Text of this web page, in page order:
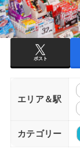
ポスト
エリア＆駅
カテゴリー